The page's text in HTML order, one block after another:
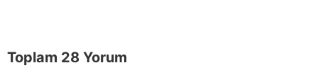
Toplam 28 Yorum